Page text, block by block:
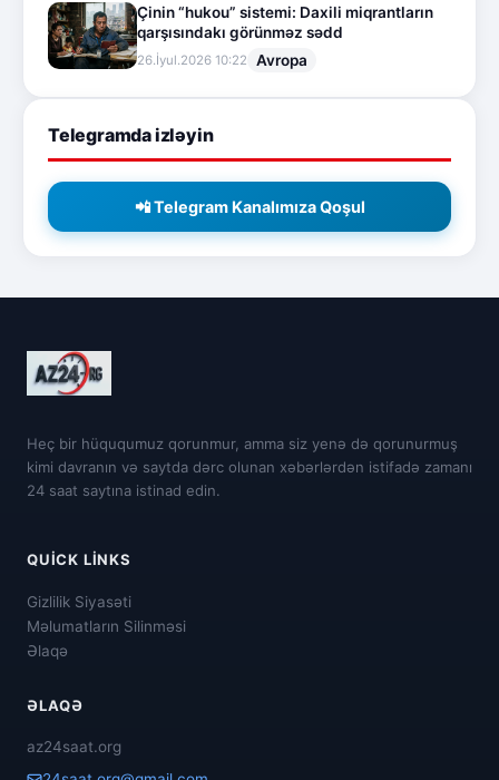
Çinin “hukou” sistemi: Daxili miqrantların
qarşısındakı görünməz sədd
26.İyul.2026 10:22 Avropa
Telegramda izləyin
📲 Telegram Kanalımıza Qoşul
Heç bir hüququmuz qorunmur, amma siz yenə də qorunurmuş
kimi davranın və saytda dərc olunan xəbərlərdən istifadə zamanı
24 saat saytına istinad edin.
QUICK LINKS
Gizlilik Siyasəti
Məlumatların Silinməsi
Əlaqə
ƏLAQƏ
az24saat.org